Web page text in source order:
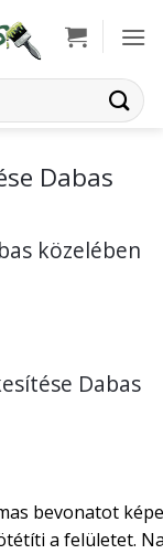
Dabas
közelében
Dabas
bevonatot
a felületet.